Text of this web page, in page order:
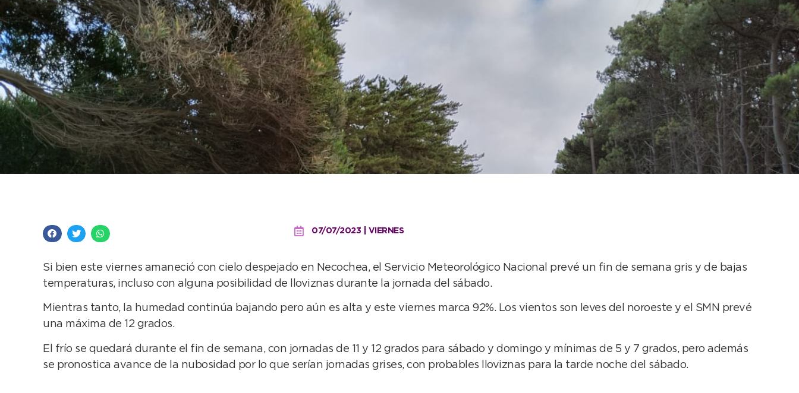
07/07/2023 | VIERNES
Si bien este viernes amaneció con cielo despejado en Necochea, el Servicio Meteorológico Nacional prevé un fin de semana gris y de bajas
temperaturas, incluso con alguna posibilidad de lloviznas durante la jornada del sábado.
Mientras tanto, la humedad continúa bajando pero aún es alta y este viernes marca 92%. Los vientos son leves del noroeste y el SMN prevé
una máxima de 12 grados.
El frío se quedará durante el fin de semana, con jornadas de 11 y 12 grados para sábado y domingo y mínimas de 5 y 7 grados, pero además
se pronostica avance de la nubosidad por lo que serían jornadas grises, con probables lloviznas para la tarde noche del sábado.